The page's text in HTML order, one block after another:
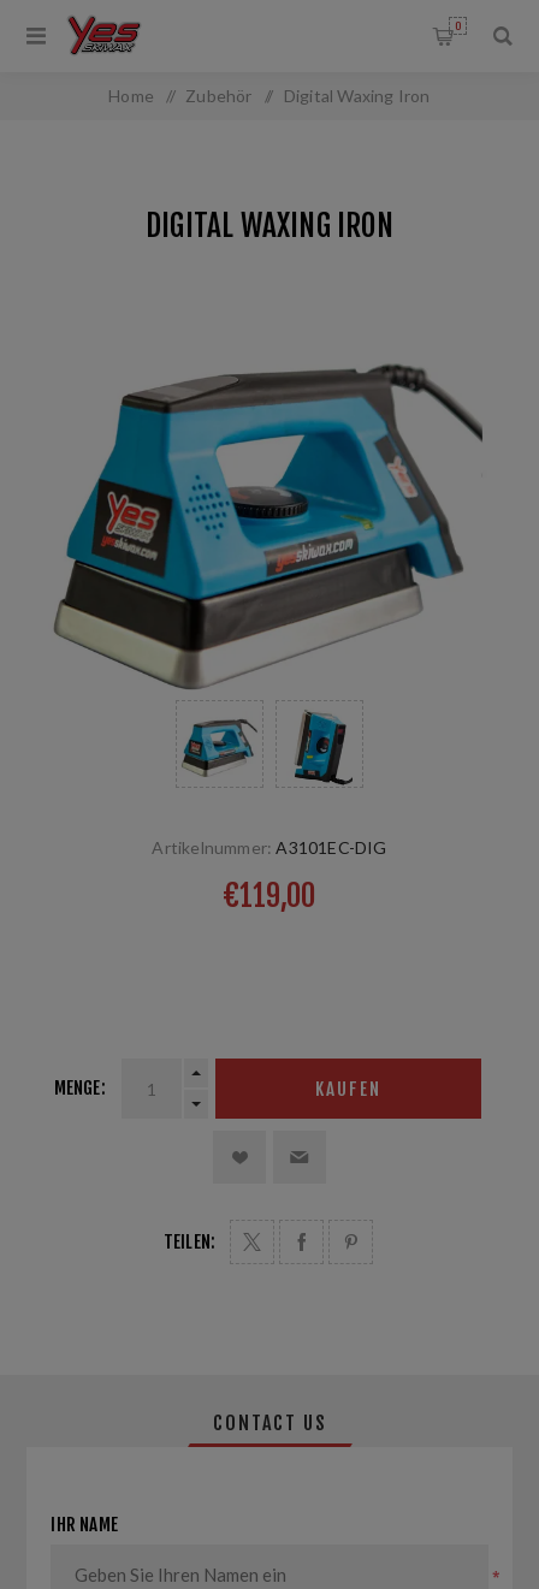
0
Home / Zubehör / Digital Waxing Iron
DIGITAL WAXING IRON
Artikelnummer: A3101EC-DIG
€119,00
MENGE: KAUFEN
TEILEN:
CONTACT US
IHR NAME
*